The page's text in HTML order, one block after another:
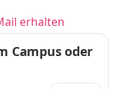
erhalten
Campus oder